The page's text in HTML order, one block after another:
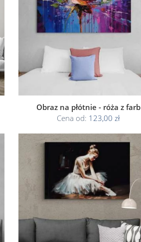
Obraz na płótnie - róża z farb
Cena od: 123,00 zł